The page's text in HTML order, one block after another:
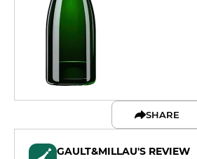
SHARE
GAULT&MILLAU'S REVIEW